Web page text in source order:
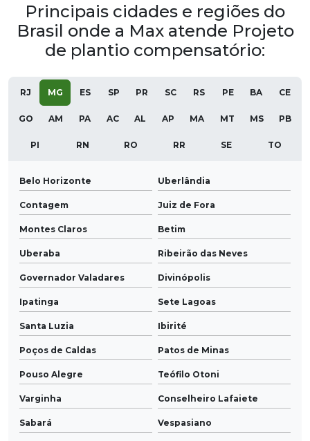
Principais cidades e regiões do
Brasil onde a Max atende Projeto
de plantio compensatório:
RJ MG ES SP PR SC RS PE BA CE
GO AM PA AC AL AP MA MT MS PB
PI RN RO RR SE TO
Belo Horizonte Uberlândia
Contagem Juiz de Fora
Montes Claros Betim
Uberaba Ribeirão das Neves
Governador Valadares Divinópolis
Ipatinga Sete Lagoas
Santa Luzia Ibirité
Poços de Caldas Patos de Minas
Pouso Alegre Teófilo Otoni
Varginha Conselheiro Lafaiete
Sabará Vespasiano